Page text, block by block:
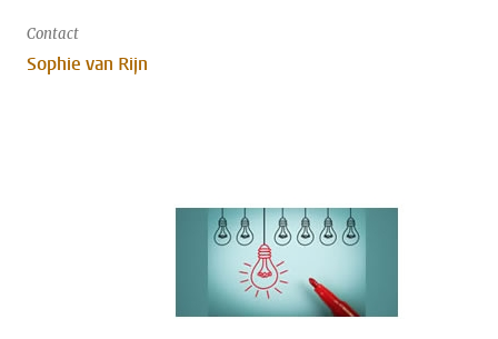
Contact
Sophie van Rijn